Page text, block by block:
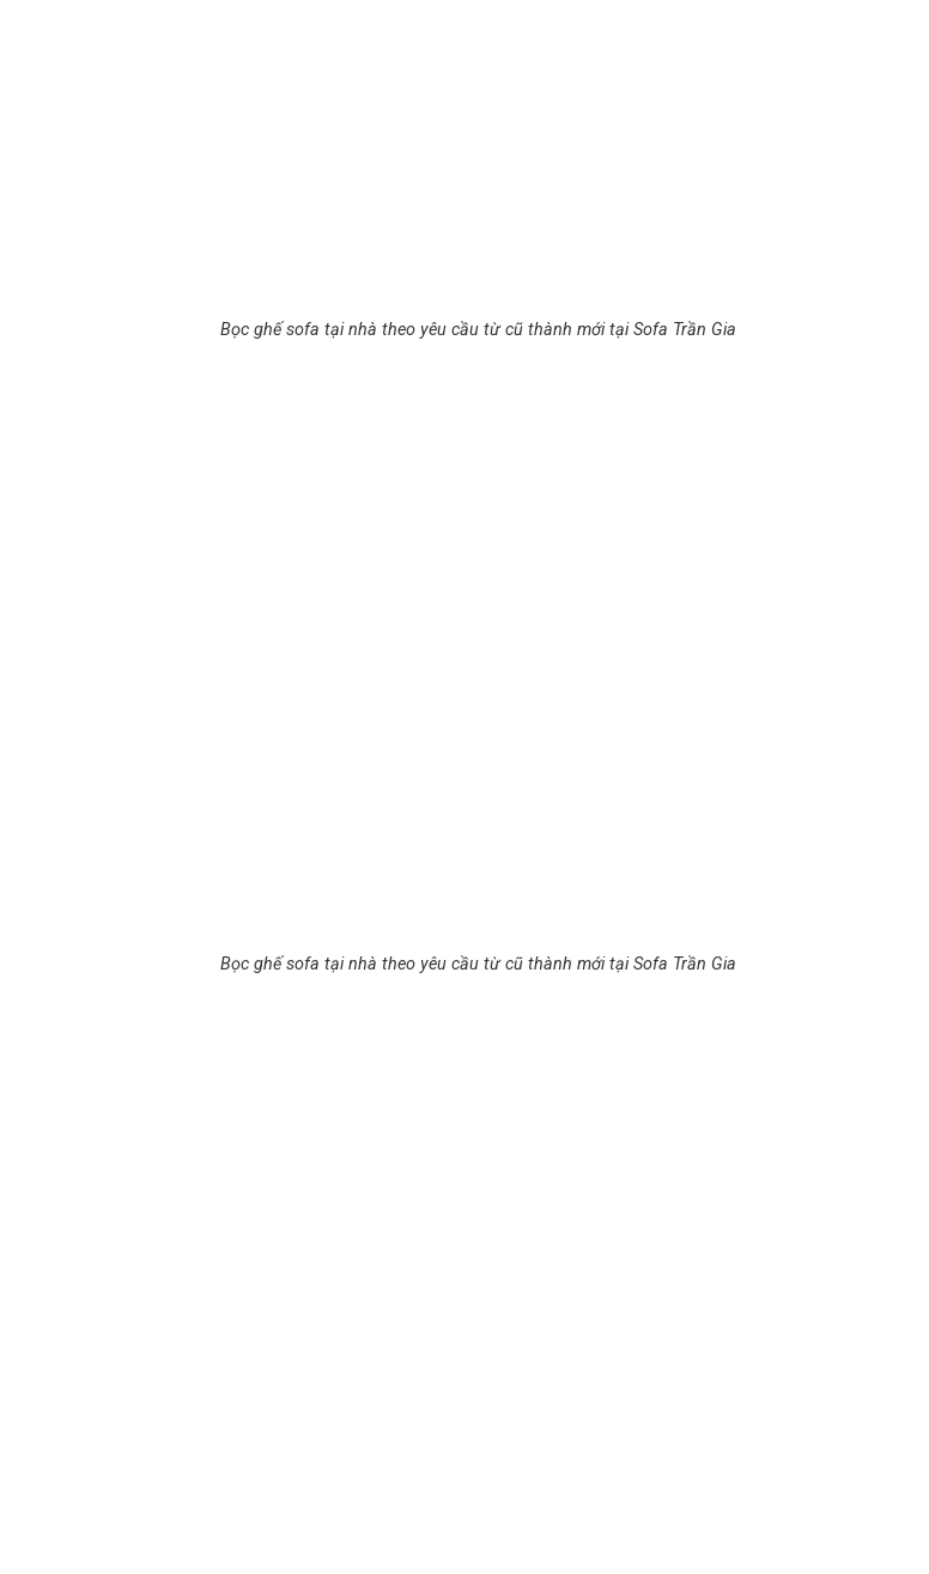
Bọc ghế sofa tại nhà theo yêu cầu từ cũ thành mới tại Sofa Trần Gia
Bọc ghế sofa tại nhà theo yêu cầu từ cũ thành mới tại Sofa Trần Gia